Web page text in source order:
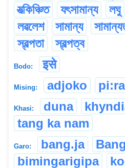
যত্‍‍কিঞ্চিত
যৎসামান্য লঘু
লৱলেশ
সামান্য
স্বল্পতা
স্বল্পত্ব
Bodo: इसे
Mising: adjoko
Khasi: duna
tang ka nam
Garo: bang.ja
bimingarigipa